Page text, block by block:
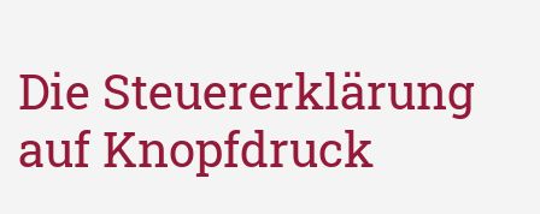
Die Steuererklärung
auf Knopfdruck